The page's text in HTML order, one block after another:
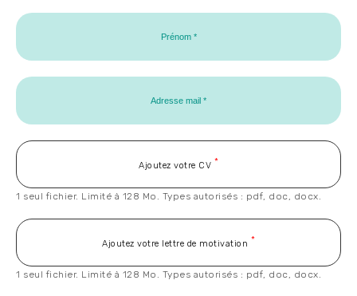
Prénom
Adresse mail
Ajoutez votre CV
1 seul fichier. Limité à 128 Mo. Types autorisés : pdf, doc, docx.
Ajoutez votre lettre de motivation
1 seul fichier. Limité à 128 Mo. Types autorisés : pdf, doc, docx.